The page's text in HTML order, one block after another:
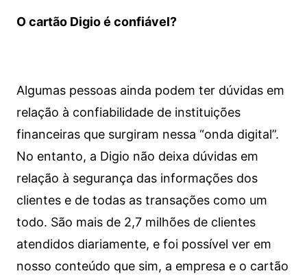
O cartão Digio é confiável?
Algumas pessoas ainda podem ter dúvidas em
relação à confiabilidade de instituições
financeiras que surgiram nessa “onda digital”.
No entanto, a Digio não deixa dúvidas em
relação à segurança das informações dos
clientes e de todas as transações como um
todo. São mais de 2,7 milhões de clientes
atendidos diariamente, e foi possível ver em
nosso conteúdo que sim, a empresa e o cartão